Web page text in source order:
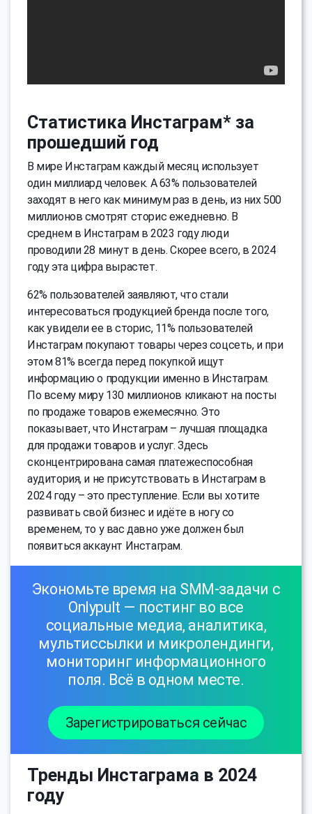
Статистика Инстаграм* за
прошедший год
В мире Инстаграм каждый месяц использует
один миллиард человек. А 63% пользователей
заходят в него как минимум раз в день, из них 500
миллионов смотрят сторис ежедневно. В
среднем в Инстаграм в 2023 году люди
проводили 28 минут в день. Скорее всего, в 2024
году эта цифра вырастет.
62% пользователей заявляют, что стали
интересоваться продукцией бренда после того,
как увидели ее в сторис, 11% пользователей
Инстаграм покупают товары через соцсеть, и при
этом 81% всегда перед покупкой ищут
информацию о продукции именно в Инстаграм.
По всему миру 130 миллионов кликают на посты
по продаже товаров ежемесячно. Это
показывает, что Инстаграм – лучшая площадка
для продажи товаров и услуг. Здесь
сконцентрирована самая платежеспособная
аудитория, и не присутствовать в Инстаграм в
2024 году – это преступление. Если вы хотите
развивать свой бизнес и идёте в ногу со
временем, то у вас давно уже должен был
появиться аккаунт Инстаграм.
Экономьте время на SMM-задачи с
Onlypult — постинг во все
социальные медиа, аналитика,
мультиссылки и микролендинги,
мониторинг информационного
поля. Всё в одном месте.
Зарегистрироваться сейчас
Тренды Инстаграма в 2024
году